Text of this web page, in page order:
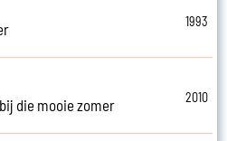
1993
die mooie zomer
2010